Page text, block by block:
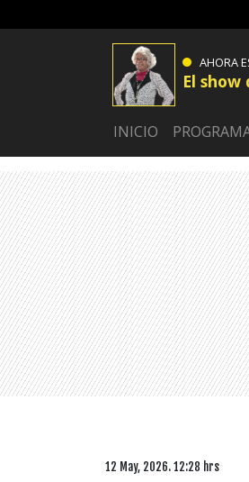
AHORA
El show
INICIO
12 May, 2026. 12:28 hrs